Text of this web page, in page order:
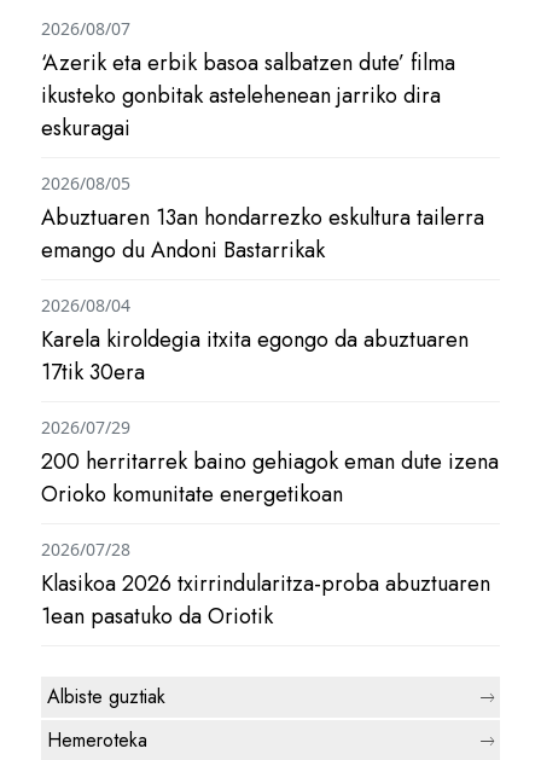
‘Azerik eta erbik basoa salbatzen dute’ filma
ikusteko gonbitak astelehenean jarriko dira
eskuragai
2026/08/07
Abuztuaren 13an hondarrezko eskultura tailerra
emango du Andoni Bastarrikak
2026/08/05
Karela kiroldegia itxita egongo da abuztuaren
17tik 30era
2026/08/04
200 herritarrek baino gehiagok eman dute izena
Orioko komunitate energetikoan
2026/07/29
Klasikoa 2026 txirrindularitza-proba abuztuaren
1ean pasatuko da Oriotik
2026/07/28
Albiste guztiak
Hemeroteka